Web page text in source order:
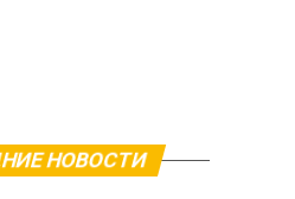
НОВОСТИ